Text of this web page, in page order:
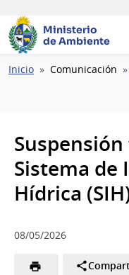
Ministerio
de Ambiente
Ruta
Inicio Comunicación
Sistema de
Hídrica
08/05/2026